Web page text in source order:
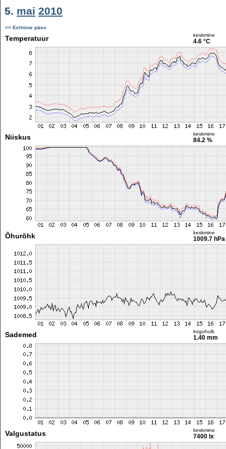
5. mai 2010
<< Eelmine päev
Temperatuur keskmine
4.6 °C
Niiskus keskmine
84.2 %
Õhurõhk keskmine
1009.7 hPa
Sademed koguhulk
1.40 mm
Valgustatus keskmine
7400 lx